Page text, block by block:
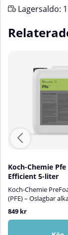
Lagersaldo: 1
Koch-Chemie
Efficient 5-liter
Koch-Chemie
(PFE) – Oslagbar
med kraftfull
Chemie PreFoam
mycket effektiv
849 kr